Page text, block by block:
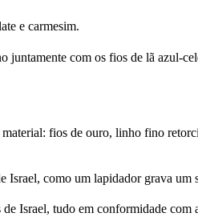
e carmesim.
com os fios de lã azul-
fios de ouro, linho fino
Israel, como um lapidador grava um
Israel, tudo em conformidade